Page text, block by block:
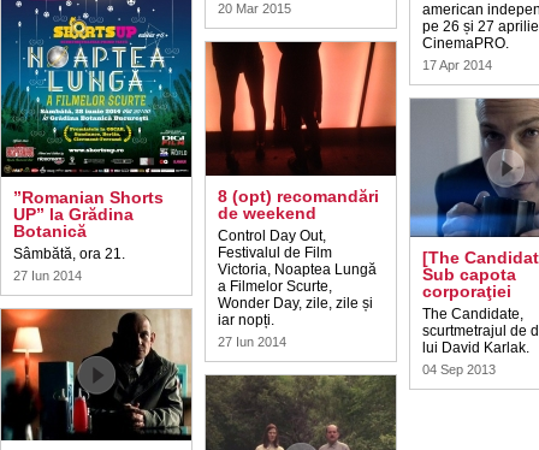
”Romanian Shorts
UP” la Grădina
Botanică
Sâmbătă, ora 21.
27 Iun 2014
20 Mar 2015
8 (opt) recomandări
de weekend
Control Day Out,
Festivalul de Film
Victoria, Noaptea Lungă
a Filmelor Scurte,
Wonder Day, zile, zile și
iar nopți.
27 Iun 2014
american
pe 26 și 27
CinemaPRO.
17 Apr 2014
[The
Sub capota
corporaţiei
The Candidate,
scurtmetrajul de
lui David Karlak.
04 Sep 2013